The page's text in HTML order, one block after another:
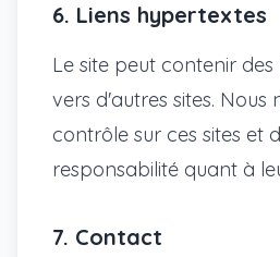
6. Liens hypertextes
Le site peut contenir
vers d'autres sites. Nous
contrôle sur ces sites et
responsabilité quant à
7. Contact